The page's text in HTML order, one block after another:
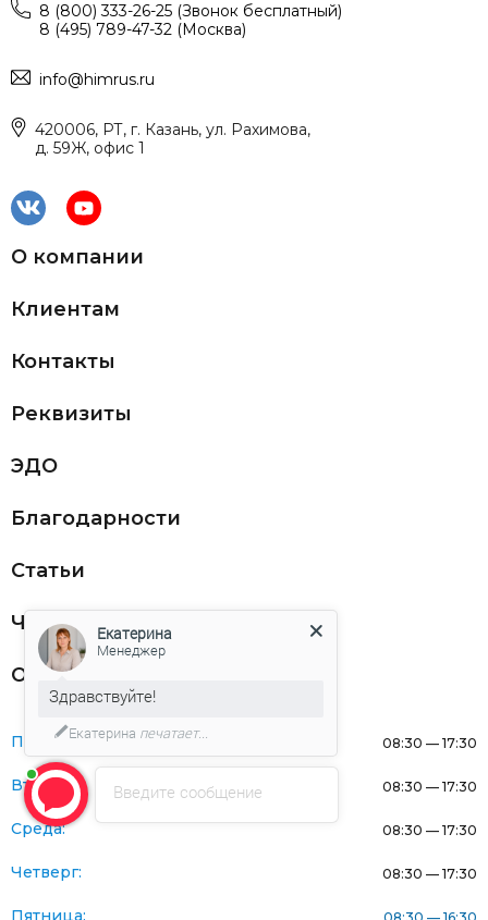
8 (800) 333-26-25 (Звонок бесплатный)
8 (495) 789-47-32 (Москва)
info@himrus.ru
420006, РТ, г. Казань, ул. Рахимова,
д. 59Ж, офис 1
О компании
Клиентам
Контакты
Реквизиты
ЭДО
Благодарности
Статьи
Частникам
Оферта
Понедельник: 08:30 — 17:30
Вторник: 08:30 — 17:30
Среда: 08:30 — 17:30
Четверг: 08:30 — 17:30
Пятница:
Введите сообщение
Екатерина
Менеджер
Здравствуйте!
Екатерина печатает...